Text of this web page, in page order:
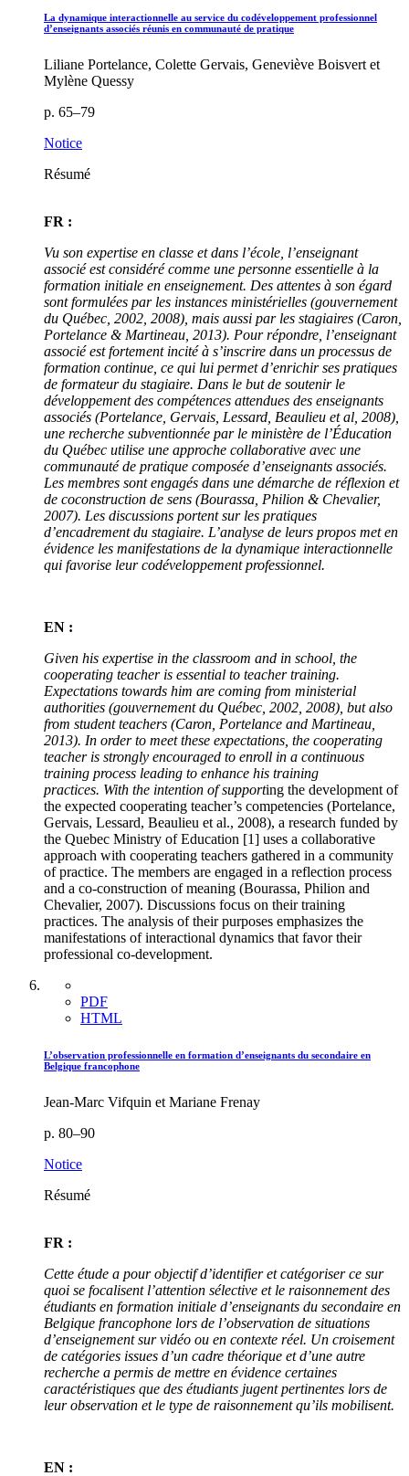
La dynamique interactionnelle au service du codéveloppement professionnel
d’enseignants associés réunis en communauté de pratique
Liliane Portelance, Colette Gervais, Geneviève Boisvert et
Mylène Quessy
p. 65–79
Notice
Résumé
FR :
Vu son expertise en classe et dans l’école, l’enseignant
associé est considéré comme une personne essentielle à la
formation initiale en enseignement. Des attentes à son égard
sont formulées par les instances ministérielles (gouvernement
du Québec, 2002, 2008), mais aussi par les stagiaires (Caron,
Portelance & Martineau, 2013). Pour répondre, l’enseignant
associé est fortement incité à s’inscrire dans un processus de
formation continue, ce qui lui permet d’enrichir ses pratiques
de formateur du stagiaire. Dans le but de soutenir le
développement des compétences attendues des enseignants
associés (Portelance, Gervais, Lessard, Beaulieu et al, 2008),
une recherche subventionnée par le ministère de l’Éducation
du Québec utilise une approche collaborative avec une
communauté de pratique composée d’enseignants associés.
Les membres sont engagés dans une démarche de réflexion et
de coconstruction de sens (Bourassa, Philion & Chevalier,
2007). Les discussions portent sur les pratiques
d’encadrement du stagiaire. L’analyse de leurs propos met en
évidence les manifestations de la dynamique interactionnelle
qui favorise leur codéveloppement professionnel.
EN :
Given his expertise in the classroom and in school, the
cooperating teacher is essential to teacher training.
Expectations towards him are coming from ministerial
authorities (gouvernement du Québec, 2002, 2008), but also
from student teachers (Caron, Portelance and Martineau,
2013). In order to meet these expectations, the cooperating
teacher is strongly encouraged to enroll in a continuous
training process leading to enhance his training
practices. With the intention of supporting the development of
the expected cooperating teacher’s competencies (Portelance,
Gervais, Lessard, Beaulieu et al., 2008), a research funded by
the Quebec Ministry of Education [1] uses a collaborative
approach with cooperating teachers gathered in a community
of practice. The members are engaged in a reflection process
and a co-construction of meaning (Bourassa, Philion and
Chevalier, 2007). Discussions focus on their training
practices. The analysis of their purposes emphasizes the
manifestations of interactional dynamics that favor their
professional co-development.
PDF
HTML
L’observation professionnelle en formation d’enseignants du secondaire en
Belgique francophone
Jean-Marc Vifquin et Mariane Frenay
p. 80–90
Notice
Résumé
FR :
Cette étude a pour objectif d’identifier et catégoriser ce sur
quoi se focalisent l’attention sélective et le raisonnement des
étudiants en formation initiale d’enseignants du secondaire en
Belgique francophone lors de l’observation de situations
d’enseignement sur vidéo ou en contexte réel. Un croisement
de catégories issues d’un cadre théorique et d’une autre
recherche a permis de mettre en évidence certaines
caractéristiques que des étudiants jugent pertinentes lors de
leur observation et le type de raisonnement qu’ils mobilisent.
EN :